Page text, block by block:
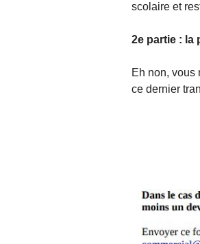
scolaire et
2e partie : la
Eh non, vous
ce dernier